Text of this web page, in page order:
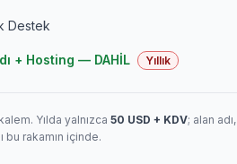
Destek
+ Hosting — DAHİL Yıllık
Yılda yalnızca 50 USD + KDV; alan adı,
bu rakamın içinde.